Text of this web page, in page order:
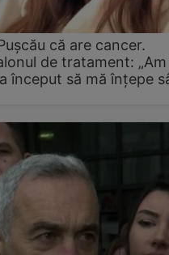
că are cancer.
de tratament:
început să mă înțepe